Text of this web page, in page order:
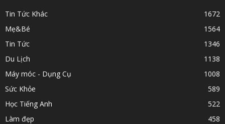
Tin Tức Khác
1672
Mẹ&Bé
1564
Tin Tức
1346
Du Lịch
1138
Máy móc - Dụng Cụ
1008
Sức Khỏe
589
Học Tiếng Anh
522
Làm đẹp
458